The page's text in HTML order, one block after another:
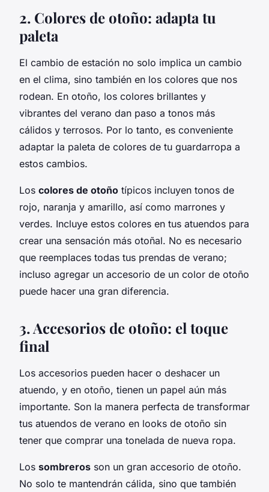
2. Colores de otoño: adapta tu
paleta
El cambio de estación no solo implica un cambio
en el clima, sino también en los colores que nos
rodean. En otoño, los colores brillantes y
vibrantes del verano dan paso a tonos más
cálidos y terrosos. Por lo tanto, es conveniente
adaptar la paleta de colores de tu guardarropa a
estos cambios.
Los colores de otoño típicos incluyen tonos de
rojo, naranja y amarillo, así como marrones y
verdes. Incluye estos colores en tus atuendos para
crear una sensación más otoñal. No es necesario
que reemplaces todas tus prendas de verano;
incluso agregar un accesorio de un color de otoño
puede hacer una gran diferencia.
3. Accesorios de otoño: el toque
final
Los accesorios pueden hacer o deshacer un
atuendo, y en otoño, tienen un papel aún más
importante. Son la manera perfecta de transformar
tus atuendos de verano en looks de otoño sin
tener que comprar una tonelada de nueva ropa.
Los sombreros son un gran accesorio de otoño.
No solo te mantendrán cálida, sino que también